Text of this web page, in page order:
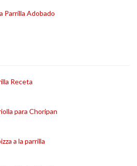
Parrilla Adobado
Receta
para Choripan
a la parrilla